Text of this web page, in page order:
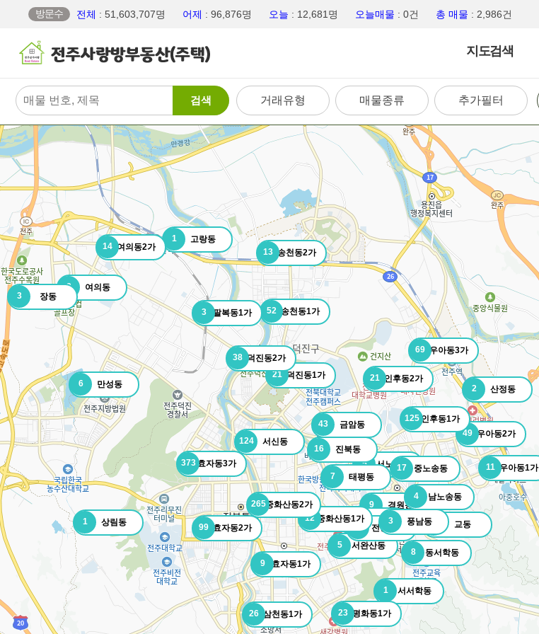
방문수 전체 : 51,603,707명 어제 : 96,876명 오늘 : 12,681명 오늘매물 : 0건 총 매물 : 2,986건
지도검색
검색 거래유형 매물종류 추가필터
1 고랑동
43 금암동
21 덕진동1가
38 덕진동2가
6 만성동 2 산정동
52 송천동1가
13 송천동2가
2 여의동
14 여의동2가
11 우아동1가
49 우아동2가
69 우아동3가
125 인후동1가
21 인후동2가
3 장동
9
경원동
1
교동
4 남노송동
15 다가동
8 동서학동
26 삼천동1가
1 상림동
5 서노송동
1 서서학동
124 서신동
5 서완산동
전동3가
16 진북동
3 팔복동1가
17 중노송동
12 중화산동1가
265중화산동2가
7 태평동
23 평화동1가
3 풍남동
9 효자동1가
99 효자동2가
373 효자동3가